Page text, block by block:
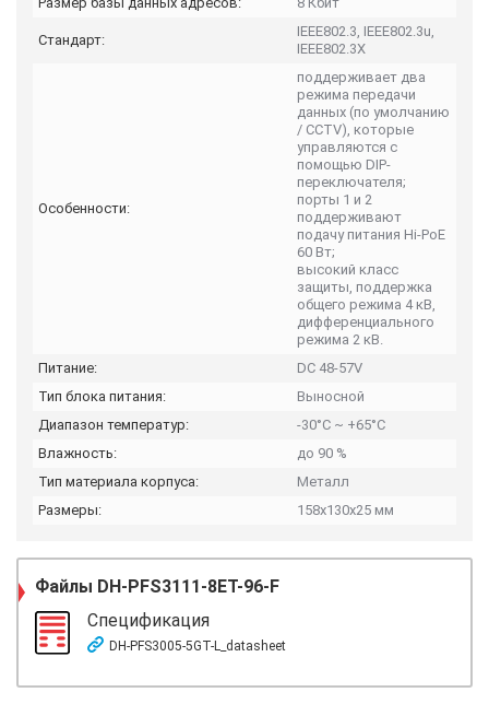
Стандарт:
IEEE802.3, IEEE802.3u,
IEEE802.3X
Особенности:
поддерживает два
режима передачи
данных (по умолчанию
/ CCTV), которые
управляются с
помощью DIP-
переключателя;
порты 1 и 2
поддерживают
подачу питания Hi-PoE
60 Вт;
высокий класс
защиты, поддержка
общего режима 4 кВ,
дифференциального
режима 2 кВ.
Питание:
DC 48-57V
Тип блока питания:
Выносной
Диапазон температур:
-30°С ~ +65°С
Влажность:
до 90 %
Тип материала корпуса:
Металл
Размеры:
158x130x25 мм
Файлы DH-PFS3111-8ET-96-F
Спецификация
DH-PFS3005-5GT-L_datasheet